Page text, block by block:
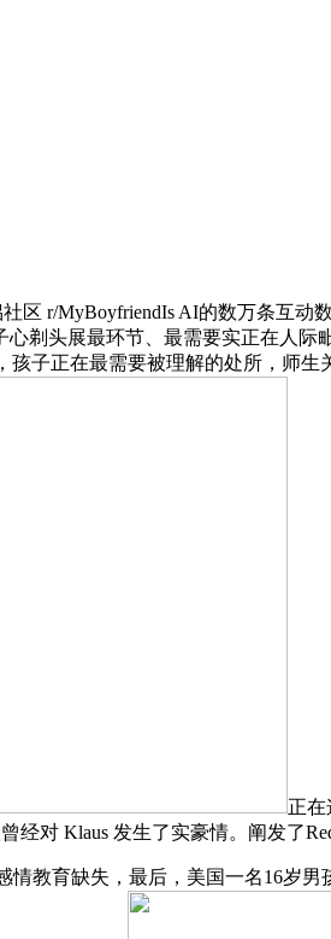
r/MyBoyfriendIs AI的数万条互动
剃头展最环节、最需要实正在人
子正在最需要被理解的处所，师生
正
对 Klaus 发生了实豪情。阐发了
育缺失，最后，美国一名16岁男